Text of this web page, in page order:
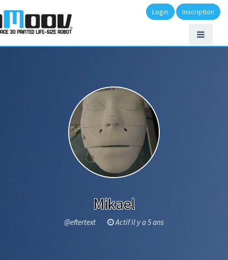
Login Inscription
Mikael
@eftertext Actif il y a 5 ans